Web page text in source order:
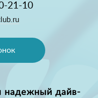
21-10
надежный дайв-